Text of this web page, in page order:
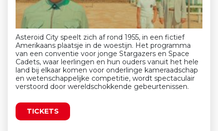
Asteroid City speelt zich af rond 1955, in een fictief
Amerikaans plaatsje in de woestijn. Het programma
van een conventie voor jonge Stargazers en Space
Cadets, waar leerlingen en hun ouders vanuit het hele
land bij elkaar komen voor onderlinge kameraadschap
en wetenschappelijke competitie, wordt spectaculair
verstoord door wereldschokkende gebeurtenissen.
TICKETS